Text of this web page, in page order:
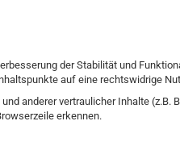
der Stabilität und
auf eine rechtswidrige
anderer vertraulicher Inhalte
erkennen.